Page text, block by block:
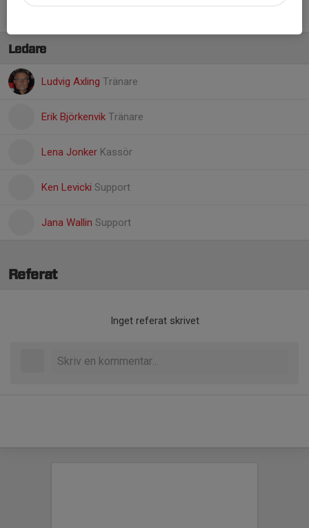
Ledare
Ludvig Axling Tränare
Erik Björkenvik Tränare
Lena Jonker Kassör
Ken Levicki Support
Jana Wallin Support
Referat
Inget referat skrivet